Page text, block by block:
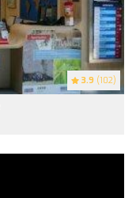
3.9 (102)